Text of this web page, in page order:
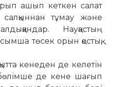
ашып кеткен салат
тұмау және
Нау­қастың
төсек орын қостық,
кене­ден де келетін
де кене шағып